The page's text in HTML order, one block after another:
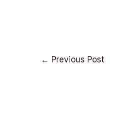
← Previous Post